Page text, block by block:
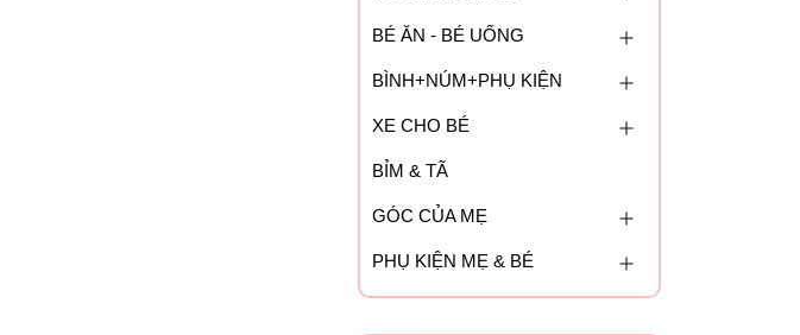
BÉ ĂN - BÉ UỐNG
BÌNH+NÚM+PHỤ KIỆN
XE CHO BÉ
BỈM & TÃ
GÓC CỦA MẸ
PHỤ KIỆN MẸ & BÉ